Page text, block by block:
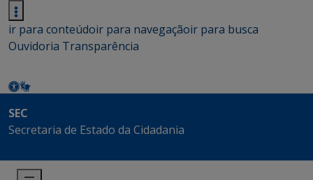
ir para conteúdoir para navegaçãoir para busca
Ouvidoria Transparência
SEC
Secretaria de Estado da Cidadania